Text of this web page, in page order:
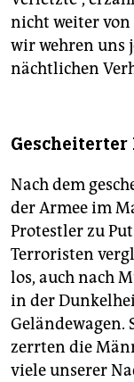
nicht weiter von
wir wehren uns
nächtlichen
Gescheiterter
Nach dem
der Armee im
Protestler zu
Terroristen
los, auch nach
in der
Geländewagen.
zerrten die
viele unserer